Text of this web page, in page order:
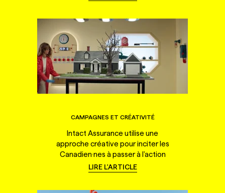
CAMPAGNES ET CRÉATIVITÉ
Intact Assurance utilise une
approche créative pour inciter les
Canadien·nes à passer à l'action
LIRE L'ARTICLE